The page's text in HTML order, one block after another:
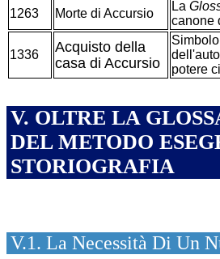
1263 Morte di Accursio
La
canone
1336
Acquisto della
casa di Accursio
potere
V. OLTRE LA
DEL METODO
STORIOGRAFIA
V.1. La Necessità Di Un